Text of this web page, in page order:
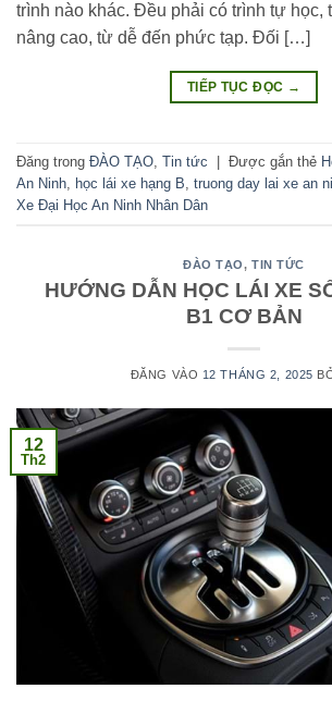
trình nào khác. Đều phải có trình tự học,
nâng cao, từ dễ đến phức tạp. Đối […]
TIẾP TỤC ĐỌC →
Đăng trong ĐÀO TẠO Tin tức Được gắn thẻ
An Ninh
học lái xe hạng B truong day lai xe an
Xe Đại Học An Ninh Nhân Dân
ĐÀO TẠO,TIN TỨC
HƯỚNG DẪN HỌC LÁI XE
B1 CƠ BẢN
ĐĂNG VÀO 12 THÁNG 2, 2025
12
Th2